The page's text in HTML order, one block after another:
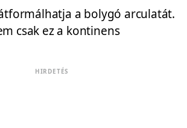
a bolygó arculatát.
csak ez a kontinens
HIRDETÉS